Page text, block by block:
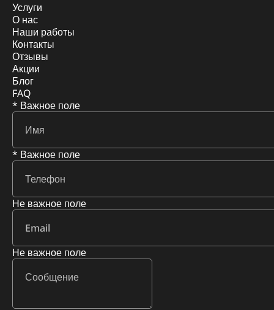
Услуги
О нас
Наши работы
Контакты
Отзывы
Акции
Блог
FAQ
* Важное поле
* Важное поле
Не важное поле
Не важное поле